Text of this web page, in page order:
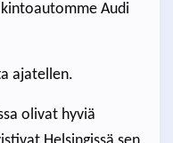
Audi
ajatellen.
olivat hyviä